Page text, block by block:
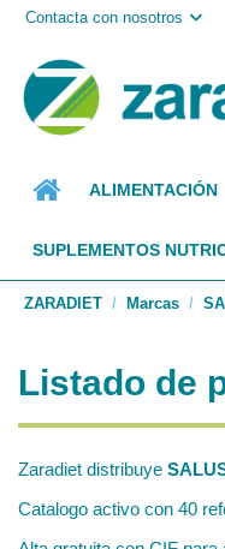
Contacta con nosotros
ALIMENTACIÓN
SUPLEMENTOS
ZARADIET Marcas
Listado de
Zaradiet distribuye
Catalogo activo con 40